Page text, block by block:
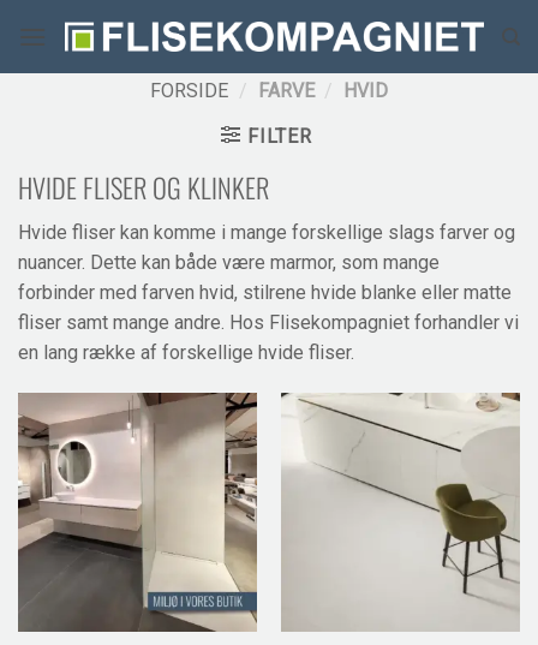
indhold
FORSIDE / FARVE /
HVID
FILTER
HVIDE FLISER OG KLINKER
Hvide fliser kan komme i mange forskellige slags farver og
nuancer. Dette kan både være marmor, som mange
forbinder med farven hvid, stilrene hvide blanke eller matte
fliser samt mange andre. Hos Flisekompagniet forhandler vi
en lang række af forskellige hvide fliser.